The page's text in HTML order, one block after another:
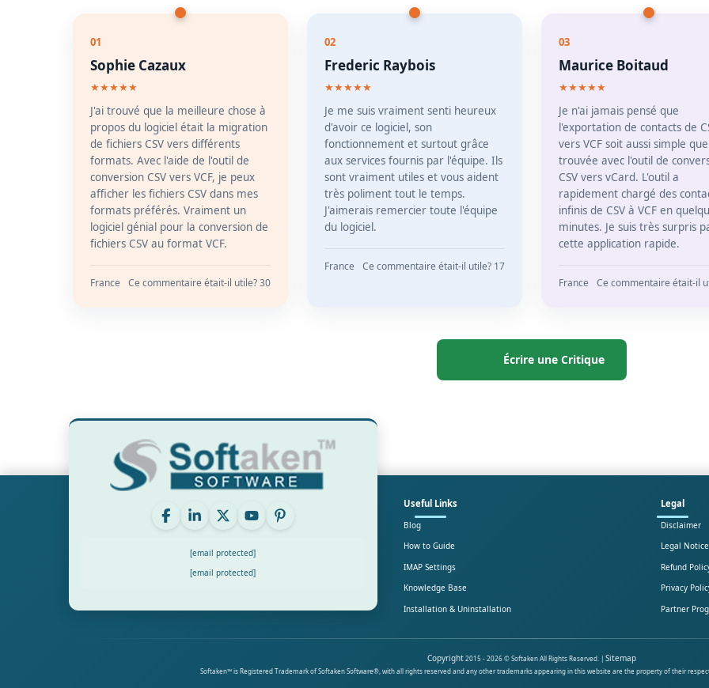
01
Sophie Cazaux
★★★★★
J'ai trouvé que la meilleure chose à
propos du logiciel était la migration
de fichiers CSV vers différents
formats. Avec l'aide de l'outil de
conversion CSV vers VCF, je peux
afficher les fichiers CSV dans mes
formats préférés. Vraiment un
logiciel génial pour la conversion de
fichiers CSV au format VCF.
France Ce commentaire était-il utile? 30
02
Frederic Raybois
★★★★★
Je me suis vraiment senti heureux
d'avoir ce logiciel, son
fonctionnement et surtout grâce
aux services fournis par l'équipe. Ils
sont vraiment utiles et vous aident
très poliment tout le temps.
J'aimerais remercier toute l'équipe
du logiciel.
France Ce commentaire était-il utile? 17
03
Maurice Boitaud
★★★★★
Je n'ai jamais pensé que
l'exportation de contacts de
vers VCF soit aussi simple
trouvée avec l'outil de
CSV vers vCard. L'outil a
rapidement chargé des
infinis de CSV à VCF en
minutes. Je suis très surpris
cette application rapide.
France Ce commentaire était-il
Écrire une Critique
[email protected]
[email protected]
Useful Links
Blog
How to Guide
IMAP Settings
Knowledge Base
Installation & Uninstallation
Legal
Disclaimer
Legal Notice
Refund
Privacy
Partner
Copyright2015 - 2026 © Softaken All Rights Reserved. | Sitemap
Softaken™ is Registered Trademark of Softaken Software®, with all rights reserved and any other trademarks appearing in this website are the property of their